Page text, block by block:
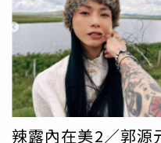
有多的餐點，可以再給我
餐流程，也能讓空服員先
求再來一份，更容易獲得
的餐點，「有多就會給」
空服員表示，未發出的飛
用，多數都必須依照食品
提供給仍有需求的旅客，
辣露內在美2／郭